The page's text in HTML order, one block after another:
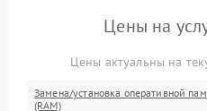
Цены на
Цены актуальны на
Замена/установка оперативной
(RAM)